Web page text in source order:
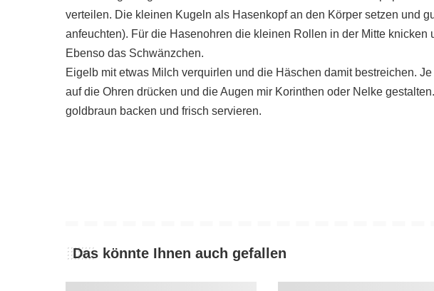
verteilen. Die kleinen Kugeln als Hasenkopf an den Körper setzen und
anfeuchten). Für die Hasenohren die kleinen Rollen in der Mitte knicken
Ebenso das Schwänzchen.
Eigelb mit etwas Milch verquirlen und die Häschen damit bestreichen.
auf die Ohren drücken und die Augen mir Korinthen oder Nelke
goldbraun backen und frisch servieren.
Das könnte Ihnen auch gefallen